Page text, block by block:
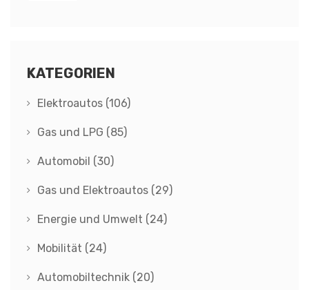
KATEGORIEN
Elektroautos (106)
Gas und LPG (85)
Automobil (30)
Gas und Elektroautos (29)
Energie und Umwelt (24)
Mobilität (24)
Automobiltechnik (20)